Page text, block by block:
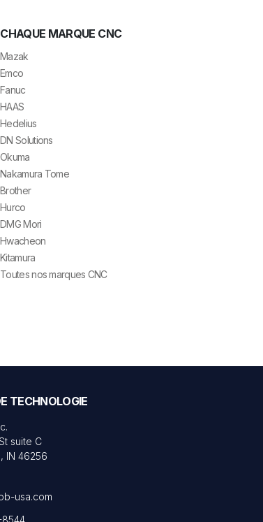
CHAQUE MARQUE CNC
Mazak
Emco
Fanuc
HAAS
Hedelius
DN Solutions
Okuma
Nakamura Tome
Brother
Hurco
DMG Mori
Hwacheon
Kitamura
Toutes nos marques CNC
TECHNOLOGIE
suite C
IN 46256
usa.com
8544